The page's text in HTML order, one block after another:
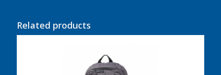
Related products